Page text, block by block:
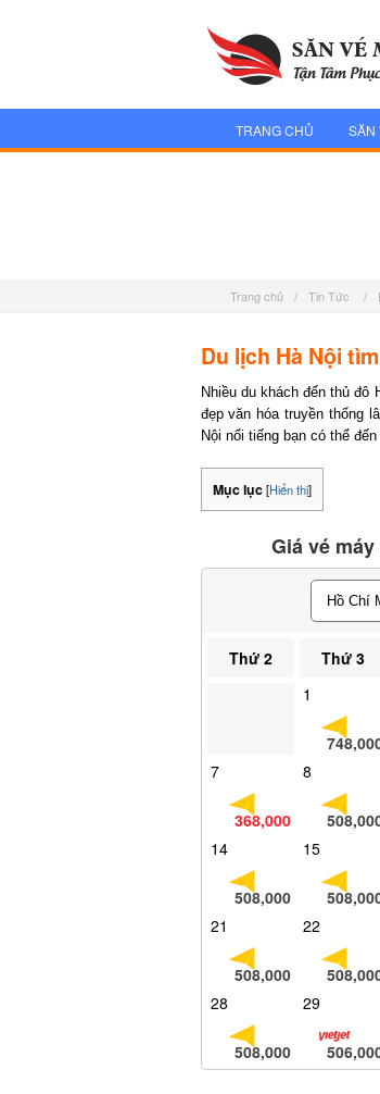
TRANG CHỦ SĂN
Trang chủ / Tin Tức /
Du lịch Hà Nội
Nhiều du khách đến thủ
đẹp văn hóa truyền thống
Nội nổi tiếng bạn có thể
Mục lục [Hiển thị]
Giá vé
Thứ 2 Thứ 3
1
7
368,000
8
14
508,000
15
21
508,000
22
28
508,000
29